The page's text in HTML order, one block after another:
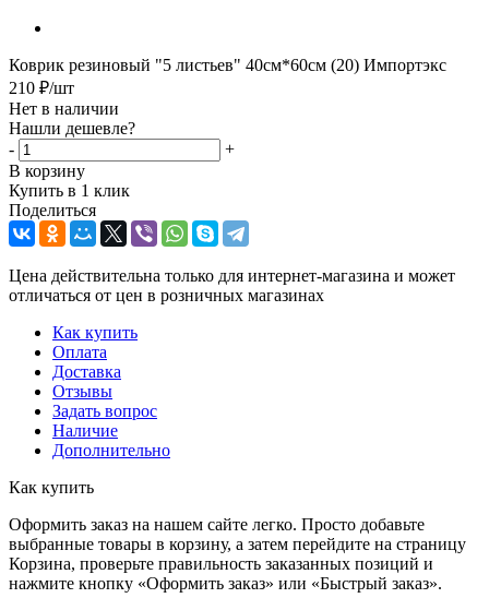
Коврик резиновый "5 листьев" 40см*60см (20) Импортэкс
210 ₽/шт
Нет в наличии
Нашли дешевле?
-
+
В корзину
Купить в 1 клик
Поделиться
Цена действительна только для интернет-магазина и может
отличаться от цен в розничных магазинах
Как купить
Оплата
Доставка
Отзывы
Задать вопрос
Наличие
Дополнительно
Как купить
Оформить заказ на нашем сайте легко. Просто добавьте
выбранные товары в корзину, а затем перейдите на страницу
Корзина, проверьте правильность заказанных позиций и
нажмите кнопку «Оформить заказ» или «Быстрый заказ».